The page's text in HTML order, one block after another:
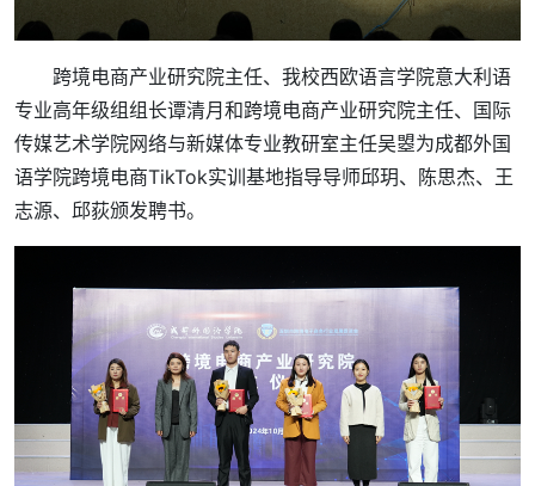
跨境电商产业研究院主任、我校西欧语言学院意大利语
专业高年级组组长谭清月和跨境电商产业研究院主任、国际
传媒艺术学院网络与新媒体专业教研室主任吴曌为成都外国
语学院跨境电商TikTok实训基地指导导师邱玥、陈思杰、王
志源、邱荻颁发聘书。